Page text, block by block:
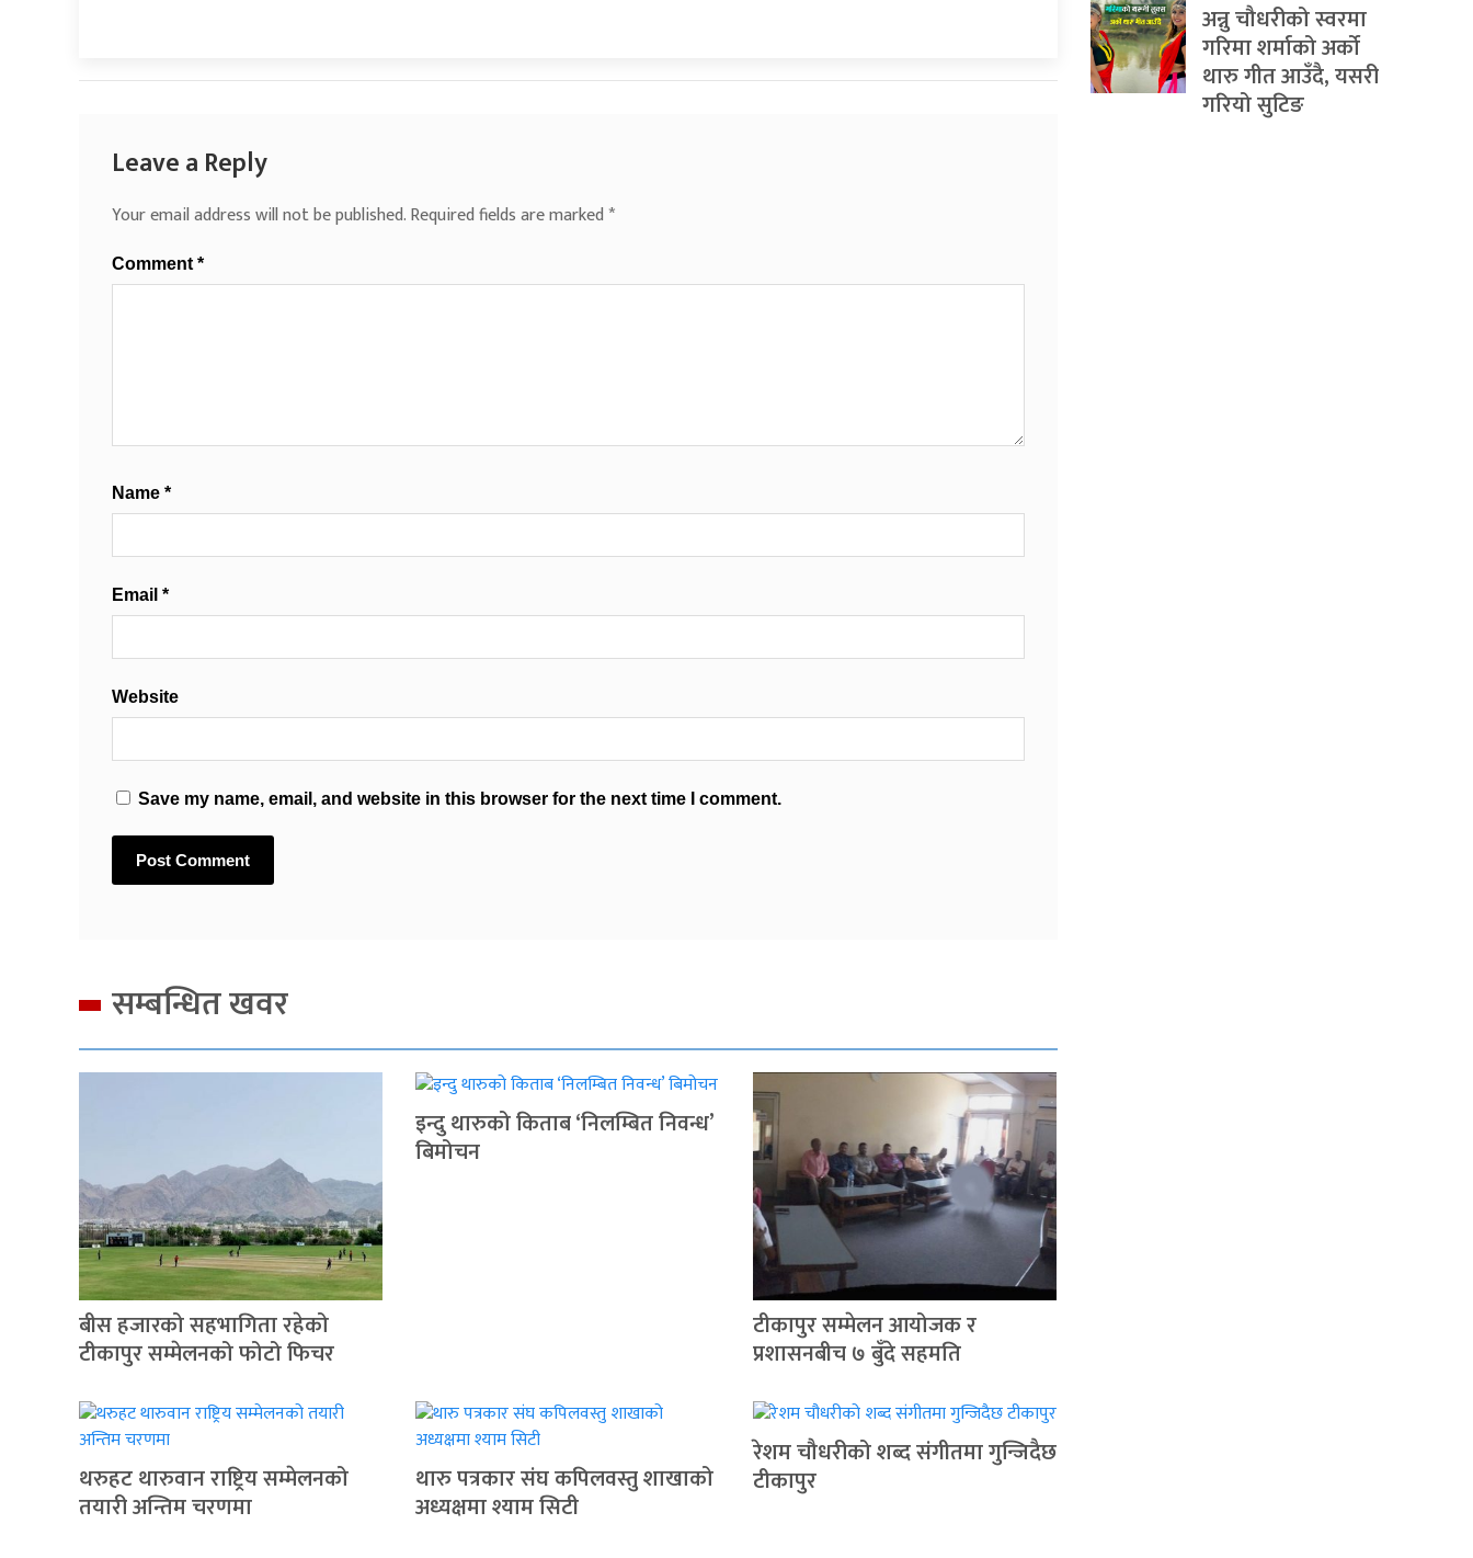
Leave a Reply
Your email address will not be published.Required fields are marked*
Comment *
Name *
Email *
Website
Save my name, email, and website in this browser for the next time I comment.
सम्बन्धित खवर
बीस हजारको सहभागिता रहेको
टीकापुर सम्मेलनको फोटो फिचर
इन्दु थारुको किताब ‘निलम्बित निवन्ध’
बिमोचन
टीकापुर सम्मेलन आयोजक र
प्रशासनबीच ७ बुँदे सहमति
थरुहट थारुवान राष्ट्रिय सम्मेलनको
तयारी अन्तिम चरणमा
थारु पत्रकार संघ कपिलवस्तु शाखाको
अध्यक्षमा श्याम सिटी
रेशम चौधरीको शब्द संगीतमा गुन्जिदैछ
टीकापुर
अन्नु चौधरीको स्वरमा
गरिमा शर्माको अर्को
थारु गीत आउँदै, यसरी
गरियो सुटिङ